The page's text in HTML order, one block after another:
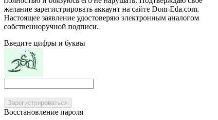
желание зарегистрировать аккаунт на сайте Dom-Eda.com.
Настоящее заявление удостоверяю электронным аналогом
собственноручной подписи.
Введите цифры и буквы
Зарегистрироваться
Восстановление пароля